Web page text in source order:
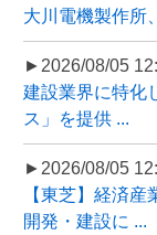
大川電機製作所
►2026/08/05
建設業界に特化
ス」を提供 ...
►2026/08/05
【東芝】経済
開発・建設に ...